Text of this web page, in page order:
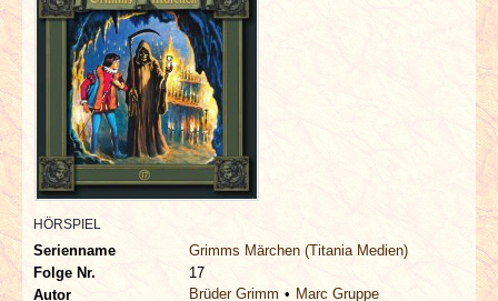
INTERVIEWS
SPECIALS
REDAKTION
LINKS
ARCHIV
HÖRSPIEL
Serienname
Grimms Märchen (Titania Medien)
Folge Nr.
17
Autor
Brüder Grimm
Marc Gruppe